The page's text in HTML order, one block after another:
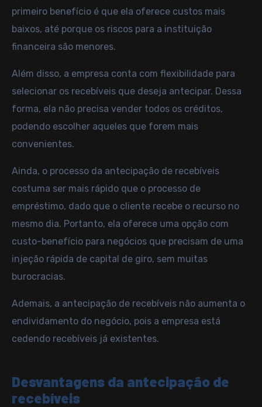
primeiro benefício é que ela oferece custos mais
baixos, até porque os riscos para a instituição
financeira são menores.
Além disso, a empresa conta com flexibilidade para
selecionar os recebíveis que deseja antecipar. Dessa
forma, ela não precisa vender todos os créditos,
podendo escolher aqueles que forem mais
convenientes.
Ainda, o processo da antecipação de recebíveis
costuma ser mais rápido que o processo de
empréstimo, dado que o cliente recebe o recurso no
mesmo dia. Portanto, ela oferece uma opção com
custo-benefício para negócios que precisam de uma
injeção rápida de capital de giro, sem muitas
burocracias.
Ademais, a antecipação de recebíveis não aumenta o
endividamento do negócio, pois a empresa está
cedendo recebíveis já existentes.
Desvantagens da antecipação de
recebíveis